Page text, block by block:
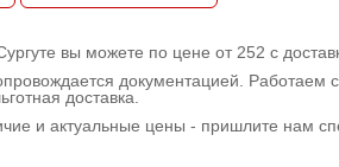
вы можете по цене от 252 с
документацией.
доставка.
и актуальные цены - пришлите нам